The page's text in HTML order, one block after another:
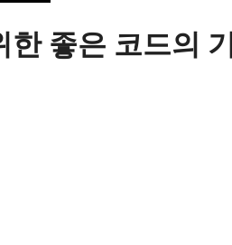
좋은 코드의